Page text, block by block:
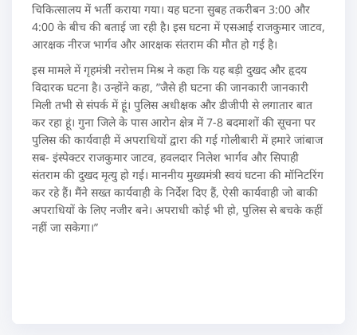
चिकित्सालय में भर्ती कराया गया। यह घटना सुबह तकरीबन 3:00 और
4:00 के बीच की बताई जा रही है। इस घटना में एसआई राजकुमार जाटव,
आरक्षक नीरज भार्गव और आरक्षक संतराम की मौत हो गई है।
इस मामले में गृहमंत्री नरोत्तम मिश्र ने कहा कि यह बड़ी दुखद और हृदय
विदारक घटना है। उन्होंने कहा, ”जैसे ही घटना की जानकारी जानकारी
मिली तभी से संपर्क में हूं। पुलिस अधीक्षक और डीजीपी से लगातार बात
कर रहा हूं। गुना जिले के पास आरोन क्षेत्र में 7-8 बदमाशों की सूचना पर
पुलिस की कार्यवाही में अपराधियों द्वारा की गई गोलीबारी में हमारे जांबाज
सब- इंस्पेक्टर राजकुमार जाटव, हवलदार निलेश भार्गव और सिपाही
संतराम की दुखद मृत्यु हो गई। माननीय मुख्यमंत्री स्वयं घटना की मॉनिटरिंग
कर रहे हैं। मैंने सख्त कार्यवाही के निर्देश दिए हैं, ऐसी कार्यवाही जो बाकी
अपराधियों के लिए नजीर बने। अपराधी कोई भी हो, पुलिस से बचके कहीं
नहीं जा सकेगा।”